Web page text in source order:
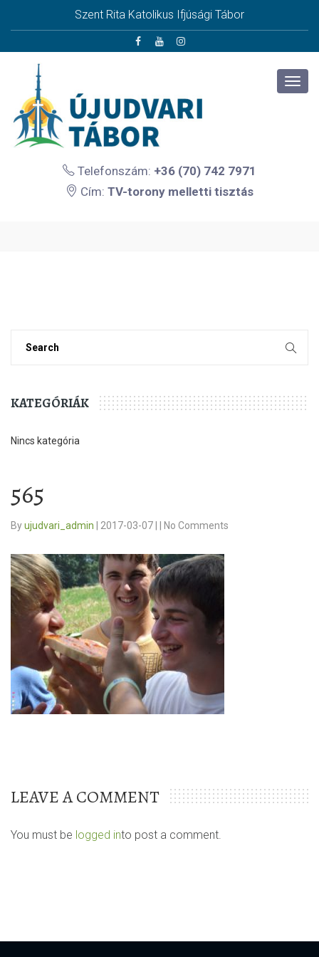
Szent Rita Katolikus Ifjúsági Tábor
Telefonszám: +36 (70) 742 7971
Cím: TV-torony melletti tisztás
KATEGÓRIÁK
Nincs kategória
565
Byujudvari_admin 2017-03-07 No Comments
LEAVE A COMMENT
You must be logged into post a comment.